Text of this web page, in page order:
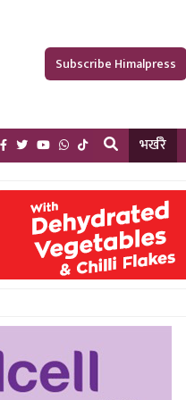
Subscribe Himalpress
भर्खरै